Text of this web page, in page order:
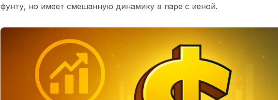
фунту, но имеет смешанную динамику в паре с иеной.